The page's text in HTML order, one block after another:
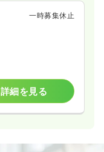
一時募集休止
詳細を見る